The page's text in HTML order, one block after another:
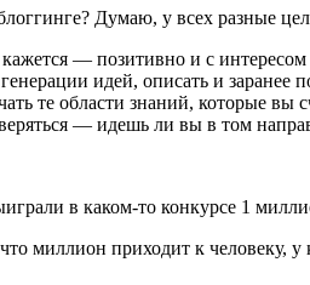
Думаю, у всех разные
— позитивно и с
идей, описать и
те области знаний, которые
— идешь ли вы в том
в каком-то конкурсе 1
миллион приходит к человеку,